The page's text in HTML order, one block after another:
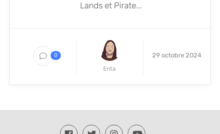
Lands et Pirate...
0
Enta
29 octobre 2024